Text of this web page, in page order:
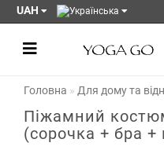
UAH
Головна Для дому та
Піжамний
(сорочка + бра